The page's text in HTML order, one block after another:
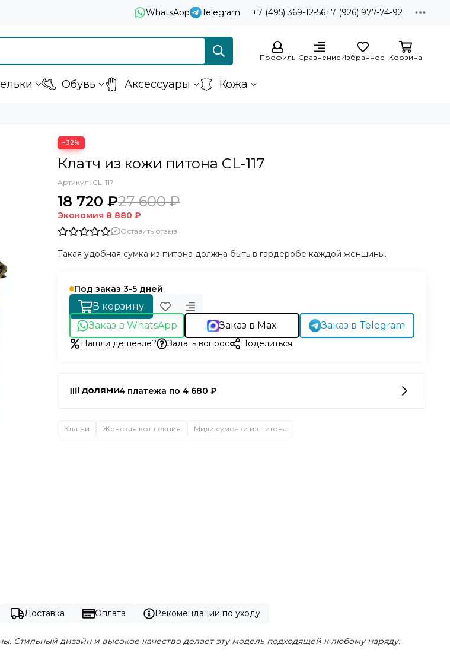
WhatsApp Telegram +7 (495) 369-12-56+7 (926) 977-74-92
Профиль СравнениеИзбранное Корзина
Обувь Аксессуары Кожа
−32%
Клатч из кожи питона CL-117
Артикул: CL-117
18 720 ₽27 600 ₽
Экономия 8 880 ₽
Оставить отзыв
Такая удобная сумка из питона должна быть в гардеробе каждой женщины.
Под заказ 3-5 дней
В корзину
Заказ в WhatsApp
Заказ в Max Заказ в Telegram
Нашли дешевле? Задать вопрос Поделиться
4 платежа по 4 680 ₽
Клатчи Женская коллекция Миди сумочки из питона
Доставка Оплата Рекомендации по уходу
Стильный дизайн и высокое качество делает эту модель подходящей к любому наряду.